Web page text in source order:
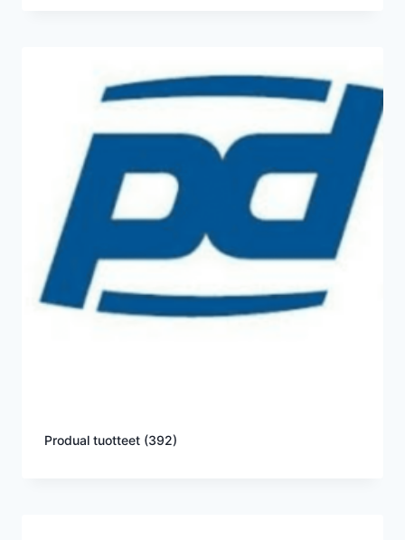
Produal tuotteet (392)